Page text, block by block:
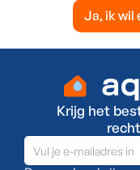
Ja, ik wil
Krijg het